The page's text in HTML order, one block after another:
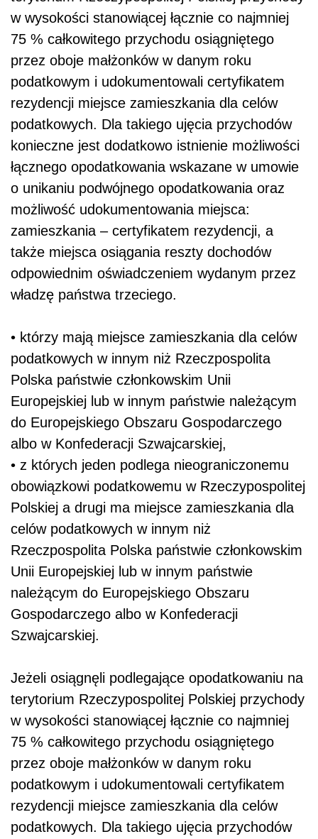
w wysokości stanowiącej łącznie co najmniej
75 % całkowitego przychodu osiągniętego
przez oboje małżonków w danym roku
podatkowym i udokumentowali certyfikatem
rezydencji miejsce zamieszkania dla celów
podatkowych. Dla takiego ujęcia przychodów
konieczne jest dodatkowo istnienie możliwości
łącznego opodatkowania wskazane w umowie
o unikaniu podwójnego opodatkowania oraz
możliwość udokumentowania miejsca:
zamieszkania – certyfikatem rezydencji, a
także miejsca osiągania reszty dochodów
odpowiednim oświadczeniem wydanym przez
władzę państwa trzeciego.
• którzy mają miejsce zamieszkania dla celów
podatkowych w innym niż Rzeczpospolita
Polska państwie członkowskim Unii
Europejskiej lub w innym państwie należącym
do Europejskiego Obszaru Gospodarczego
albo w Konfederacji Szwajcarskiej,
• z których jeden podlega nieograniczonemu
obowiązkowi podatkowemu w Rzeczypospolitej
Polskiej a drugi ma miejsce zamieszkania dla
celów podatkowych w innym niż
Rzeczpospolita Polska państwie członkowskim
Unii Europejskiej lub w innym państwie
należącym do Europejskiego Obszaru
Gospodarczego albo w Konfederacji
Szwajcarskiej.
Jeżeli osiągnęli podlegające opodatkowaniu na
terytorium Rzeczypospolitej Polskiej przychody
w wysokości stanowiącej łącznie co najmniej
75 % całkowitego przychodu osiągniętego
przez oboje małżonków w danym roku
podatkowym i udokumentowali certyfikatem
rezydencji miejsce zamieszkania dla celów
podatkowych. Dla takiego ujęcia przychodów